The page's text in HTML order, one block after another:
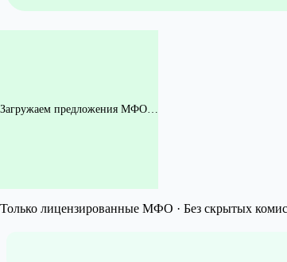
Загружаем предложения МФО…
Только лицензированные МФО · Без скрытых